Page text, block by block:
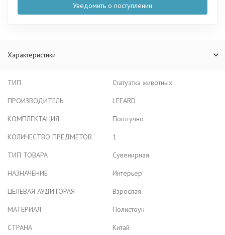
Уведомить о поступлении
Характеристики
ТИП
Статуэтка животных
ПРОИЗВОДИТЕЛЬ
LEFARD
КОМПЛЕКТАЦИЯ
Поштучно
КОЛИЧЕСТВО ПРЕДМЕТОВ
1
ТИП ТОВАРА
Сувенирная
НАЗНАЧЕНИЕ
Интерьер
ЦЕЛЕВАЯ АУДИТОРАЯ
Взрослая
МАТЕРИАЛ
Полистоун
СТРАНА
Китай